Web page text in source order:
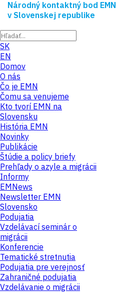
Národný kontaktný bod EMN
v Slovenskej republike
SK
EN
Domov
O nás
Čo je EMN
Čomu sa venujeme
Kto tvorí EMN na
Slovensku
História EMN
Novinky
Publikácie
Štúdie a policy briefy
Prehľady o azyle a migrácii
Informy
EMNews
Newsletter EMN
Slovensko
Podujatia
Vzdelávací seminár o
migrácii
Konferencie
Tematické stretnutia
Podujatia pre verejnosť
Zahraničné podujatia
Vzdelávanie o migrácii